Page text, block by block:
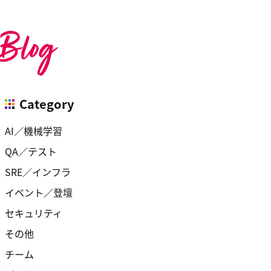
Category
AI／機械学習
QA／テスト
SRE／インフラ
イベント／登壇
セキュリティ
その他
チーム